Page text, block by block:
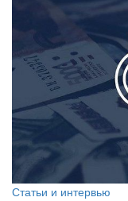
Статьи и интервью